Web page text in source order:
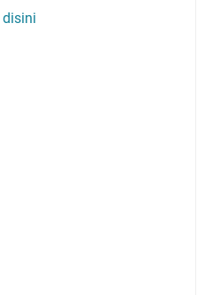
disini